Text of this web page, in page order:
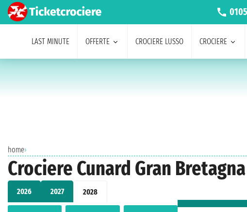
LAST MINUTE OFFERTE CROCIERE LUSSO CROCIERE
home›
Crociere Cunard Gran
2026 2027 2028